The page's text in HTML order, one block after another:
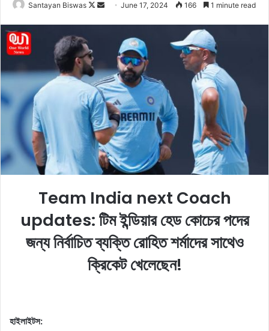
Santayan Biswas
F
w
o
n
X
n
e
m
a
l
June 17, 2024 166 1 minute read
Team India next Coach
updates: টিম ইন্ডিয়ার হেড কোচের পদের
জন্য নির্বাচিত ব্যক্তি রোহিত শর্মাদের সাথেও
ক্রিকেট খেলেছেন!
হাইলাইটস: